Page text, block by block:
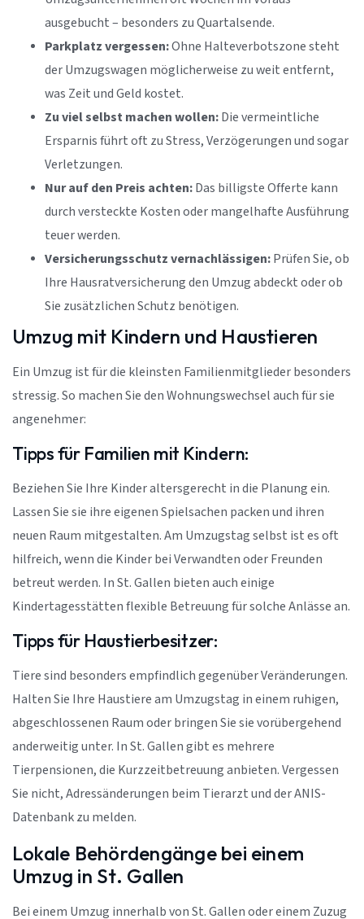
ausgebucht – besonders zu Quartalsende.
Parkplatz vergessen:Ohne Halteverbotszone steht
der Umzugswagen möglicherweise zu weit entfernt,
was Zeit und Geld kostet.
Zu viel selbst machen wollen:Die vermeintliche
Ersparnis führt oft zu Stress, Verzögerungen und sogar
Verletzungen.
Nur auf den Preis achten:Das billigste Offerte kann
durch versteckte Kosten oder mangelhafte Ausführung
teuer werden.
Versicherungsschutz vernachlässigen:Prüfen Sie, ob
Ihre Hausratversicherung den Umzug abdeckt oder ob
Sie zusätzlichen Schutz benötigen.
Umzug mit Kindern und Haustieren
Ein Umzug ist für die kleinsten Familienmitglieder besonders
stressig. So machen Sie den Wohnungswechsel auch für sie
angenehmer:
Tipps für Familien mit Kindern:
Beziehen Sie Ihre Kinder altersgerecht in die Planung ein.
Lassen Sie sie ihre eigenen Spielsachen packen und ihren
neuen Raum mitgestalten. Am Umzugstag selbst ist es oft
hilfreich, wenn die Kinder bei Verwandten oder Freunden
betreut werden. In St. Gallen bieten auch einige
Kindertagesstätten flexible Betreuung für solche Anlässe an.
Tipps für Haustierbesitzer:
Tiere sind besonders empfindlich gegenüber Veränderungen.
Halten Sie Ihre Haustiere am Umzugstag in einem ruhigen,
abgeschlossenen Raum oder bringen Sie sie vorübergehend
anderweitig unter. In St. Gallen gibt es mehrere
Tierpensionen, die Kurzzeitbetreuung anbieten. Vergessen
Sie nicht, Adressänderungen beim Tierarzt und der ANIS-
Datenbank zu melden.
Lokale Behördengänge bei einem
Umzug in St. Gallen
Bei einem Umzug innerhalb von St. Gallen oder einem Zuzug